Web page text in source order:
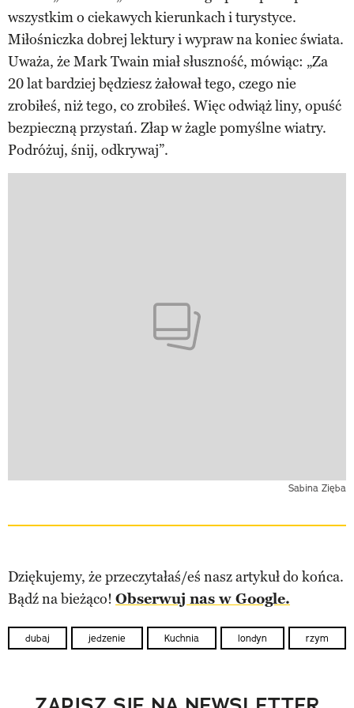
wszystkim o ciekawych kierunkach i turystyce.
Miłośniczka dobrej lektury i wypraw na koniec świata.
Uważa, że Mark Twain miał słuszność, mówiąc: „Za
20 lat bardziej będziesz żałował tego, czego nie
zrobiłeś, niż tego, co zrobiłeś. Więc odwiąż liny, opuść
bezpieczną przystań. Złap w żagle pomyślne wiatry.
Podróżuj, śnij, odkrywaj”.
Sabina Zięba
Dziękujemy, że przeczytałaś/eś nasz artykuł do końca.
Bądź na bieżąco! Obserwuj nas w Google.
dubaj jedzenie Kuchnia londyn rzym